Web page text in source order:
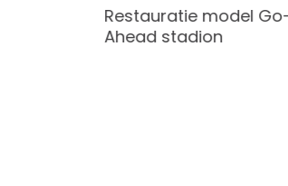
Restauratie model Go-
Ahead stadion